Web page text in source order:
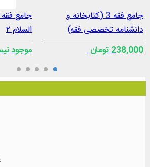
جامع فقه 3 (کتابخانه و
دانشنامه تخصصی فقه)
238,000 تومان
جامع
السلام ۲
موجود